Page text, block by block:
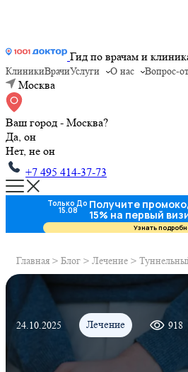
Гид по врачам и
КлиникиВрачиУслуги О нас Вопрос-
Москва
Ваш город - Москва?
Да, он
Нет, не он
+7 495 414-37-73
Главная > Блог > Лечение >
24.10.2025 Лечение 918
Только До
15.08 Получите
15% на первый
стоматологию
Узнать